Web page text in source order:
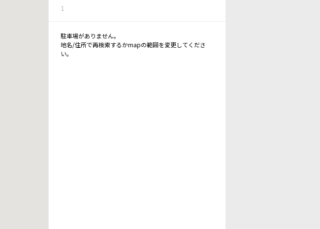
1
駐車場がありません。
地名/住所で再検索するかmapの範囲を変更してくださ
い。